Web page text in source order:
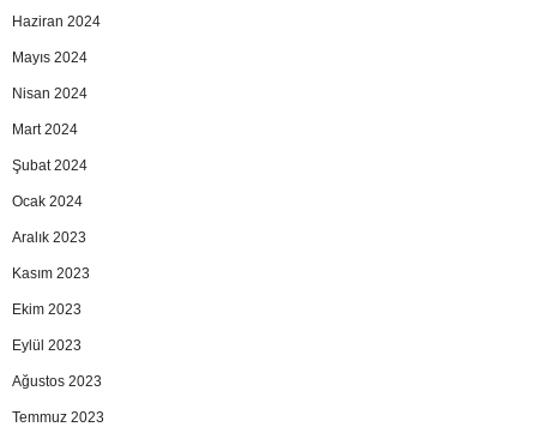
Haziran 2024
Mayıs 2024
Nisan 2024
Mart 2024
Şubat 2024
Ocak 2024
Aralık 2023
Kasım 2023
Ekim 2023
Eylül 2023
Ağustos 2023
Temmuz 2023